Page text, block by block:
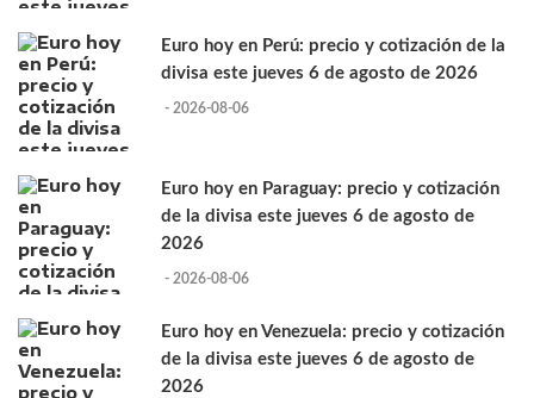
Euro hoy en Perú: precio y cotización de la
divisa este jueves 6 de agosto de 2026
- 2026-08-06
Euro hoy en Paraguay: precio y cotización
de la divisa este jueves 6 de agosto de
2026
- 2026-08-06
Euro hoy en Venezuela: precio y cotización
de la divisa este jueves 6 de agosto de
2026